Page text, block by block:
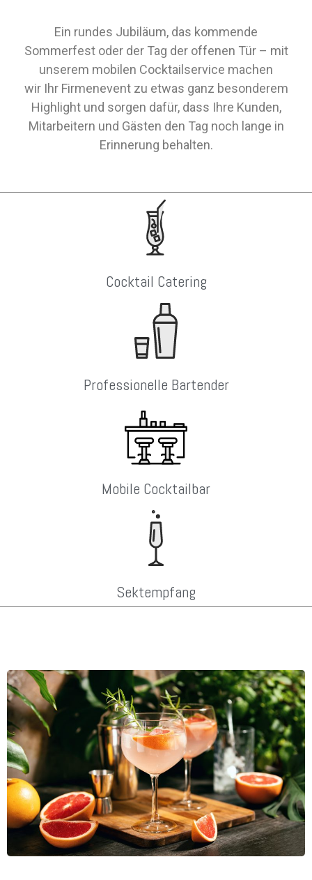
Ein rundes Jubiläum, das kommende
Sommerfest oder der Tag der offenen Tür – mit
unserem mobilen Cocktailservice machen
wir Ihr Firmenevent zu etwas ganz besonderem
Highlight und sorgen dafür, dass Ihre Kunden,
Mitarbeitern und Gästen den Tag noch lange in
Erinnerung behalten.
Cocktail Catering
Professionelle Bartender
Mobile Cocktailbar
Sektempfang